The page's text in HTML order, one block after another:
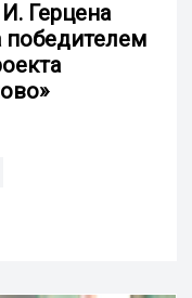
Герцена
победителем